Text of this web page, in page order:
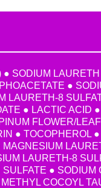
● SODIUM
●
LAURETH-8
● LACTIC ACID ●
FLOWER/LEAF
● TOCOPHEROL ●
LAURETH-8
● SODIUM
COCOYL